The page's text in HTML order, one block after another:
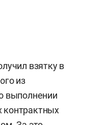
взятку в
из
выполнении
контрактных